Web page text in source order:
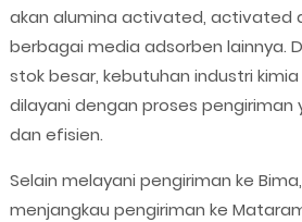
akan alumina activated, activated
berbagai media adsorben lainnya.
stok besar, kebutuhan industri
dilayani dengan proses pengiriman
dan efisien.
Selain melayani pengiriman ke
menjangkau pengiriman ke